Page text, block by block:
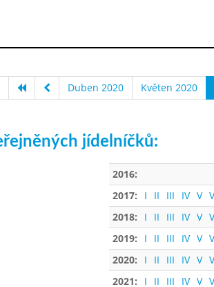
Duben 2020 Květen 2020
jídelníčků:
2016:
2017:
I II III IV V
2018:
I II III IV V
2019:
I II III IV V
2020:
I II III IV V
2021:
I II III IV V